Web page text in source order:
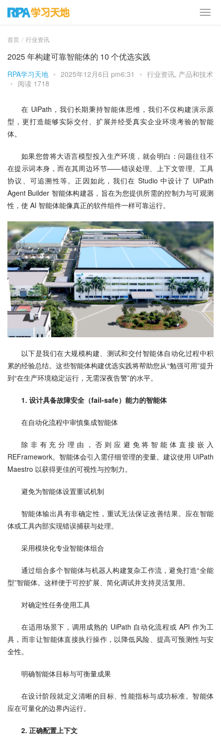
首页 行业资讯
2025 年构建可靠智能体的 10 个优选实践
RPA学习天地 • 2025年12月6日 pm6:31 • 行业资讯, 产品和技术
• 阅读 1718
在 UiPath，我们长期秉持智能体思维，我们不仅构建演示原
型，更打造能够实际交付、扩展并经受真实企业环境考验的智能
体。
如果您曾将大语言模型投入生产环境，就会明白：问题往往不
在提示词本身，而在其周边环节——错误处理、上下文管理、工具
协议、可追溯性等。正因如此，我们在 Studio 中设计了 UiPath
Agent Builder 智能体构建器，旨在为您提供所需的控制力与可观测
性，使 AI 智能体能像真正的软件组件一样可靠运行。
以下是我们在大规模构建、测试和交付智能体自动化过程中积
累的经验总结。这些智能体构建优选实践将帮助您从“勉强可用”提升
到“在生产环境稳定运行，无需深夜告警”的水平。
1. 设计具备故障安全（fail-safe）能力的智能体
在自动化流程中审慎集成智能体
除非有充分理由，否则应避免将智能体直接嵌入
REFramework。智能体会引入需仔细管理的变量。建议使用 UiPath
Maestro 以获得更佳的可视性与控制力。
避免为智能体设置重试机制
智能体输出具有非确定性，重试无法保证改善结果。应在智能
体或工具内部实现错误捕获与处理。
采用模块化专业智能体组合
通过组合多个智能体与机器人构建复杂工作流，避免打造“全能
型”智能体。这样便于可控扩展、简化调试并支持灵活复用。
对确定性任务使用工具
在适用场景下，调用成熟的 UiPath 自动化流程或 API 作为工
具，而非让智能体直接执行操作，以降低风险、提高可预测性与安
全性。
明确智能体目标与可衡量成果
在设计阶段就定义清晰的目标、性能指标与成功标准。智能体
应在可量化的边界内运行。
2. 正确配置上下文